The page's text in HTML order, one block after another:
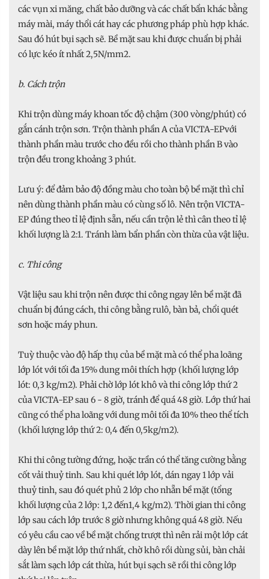
các vụn xi măng, chất bảo dưỡng và các chất bẩn khác bằng
máy mài, máy thổi cát hay các phương pháp phù hợp khác.
Sau đó hút bụi sạch sẽ. Bề mặt sau khi được chuẩn bị phải
có lực kéo ít nhất 2,5N/mm2.
b. Cách trộn
Khi trộn dùng máy khoan tốc độ chậm (300 vòng/phút) có
gắn cánh trộn sơn. Trộn thành phần A của VICTA-EPvới
thành phần màu trước cho đều rồi cho thành phần B vào
trộn đều trong khoảng 3 phút.
Lưu ý: để đảm bảo độ đồng màu cho toàn bộ bề mặt thì chỉ
nên dùng thành phần màu có cùng số lô. Nên trộn VICTA-
EP đúng theo tỉ lệ định sẵn, nếu cần trộn lẻ thì cân theo tỉ lệ
khối lượng là 2:1. Tránh làm bẩn phần còn thừa của vật liệu.
c. Thi công
Vật liệu sau khi trộn nên được thi công ngay lên bề mặt đã
chuẩn bị đúng cách, thi công bằng rulô, bàn bả, chổi quét
sơn hoặc máy phun.
Tuỳ thuộc vào độ hấp thụ của bề mặt mà có thể pha loãng
lớp lót với tối đa 15% dung môi thích hợp (khối lượng lớp
lót: 0,3 kg/m2). Phải chờ lớp lót khô và thi công lớp thứ 2
của VICTA-EP sau 6 - 8 giờ, tránh để quá 48 giờ. Lớp thứ hai
cũng có thể pha loãng với dung môi tối đa 10% theo thể tích
(khối lượng lớp thứ 2: 0,4 đến 0,5kg/m2).
Khi thi công tường đứng, hoặc trần có thể tăng cường bằng
cốt vải thuỷ tinh. Sau khi quét lớp lót, dán ngay 1 lớp vải
thuỷ tinh, sau đó quét phủ 2 lớp cho nhẵn bề mặt (tổng
khối lượng của 2 lớp: 1,2 đến1,4 kg/m2). Thời gian thi công
lớp sau cách lớp trước 8 giờ nhưng không quá 48 giờ. Nếu
có yêu cầu cao về bề mặt chống trượt thì nên rải một lớp cát
dày lên bề mặt lớp thứ nhất, chờ khô rồi dùng sủi, bàn chải
sắt làm sạch lớp cát thừa, hút bụi sạch sẽ rồi thi công lớp